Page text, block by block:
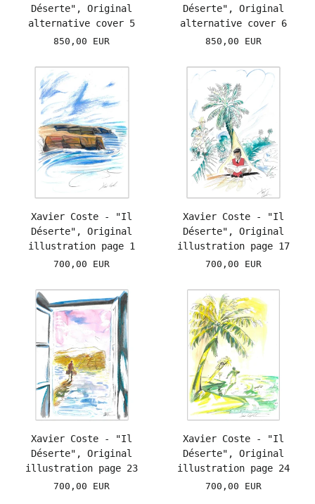
Déserte", Original
alternative cover 5
850,00 EUR
Déserte", Original
alternative cover 6
850,00 EUR
Xavier Coste - "Il
Déserte", Original
illustration page 1
700,00 EUR
Xavier Coste - "Il
Déserte", Original
illustration page 17
700,00 EUR
Xavier Coste - "Il
Déserte", Original
illustration page 23
700,00 EUR
Xavier Coste - "Il
Déserte", Original
illustration page 24
700,00 EUR